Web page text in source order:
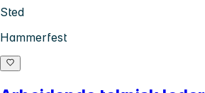
Sted
Hammerfest